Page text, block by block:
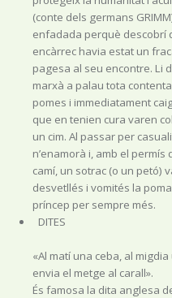
(conte dels germans
enfadada perquè descobrí
encàrrec havia estat un
pagesa al seu encontre. Li
marxà a palau tota
pomes i immediatament
que en tenien cura varen
un cim. Al passar per
n’enamorà i, amb el permís
camí, un sotrac (o un petó)
desvetllés i vomités la
príncep per sempre més.
DITES
«Al matí una ceba, al
envia el metge al carall».
És famosa la dita anglesa